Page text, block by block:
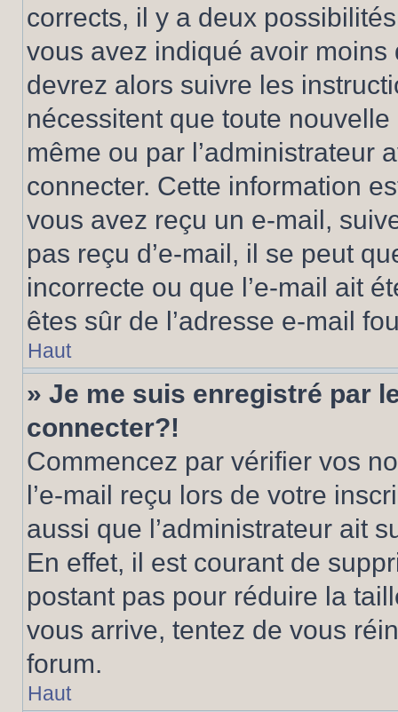
corrects, il y a deux
vous avez indiqué avoir moins
devrez alors suivre les
nécessitent que toute
même ou par l’administrateur
connecter. Cette information
vous avez reçu un e-mail,
pas reçu d’e-mail, il se peut
incorrecte ou que l’e-mail ait
êtes sûr de l’adresse e-mail
Haut
» Je me suis enregistré par
connecter?!
Commencez par vérifier vos
l’e-mail reçu lors de votre
aussi que l’administrateur ait
En effet, il est courant de
postant pas pour réduire la
vous arrive, tentez de vous
forum.
Haut